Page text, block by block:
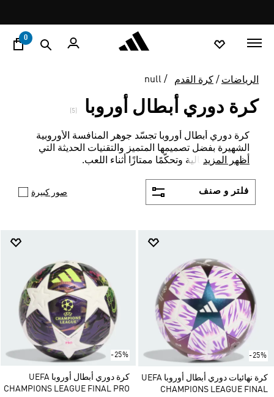
promotion
rotation
0
الرياضات كرة القدم null
كرة دوري أبطال أوروبا
كرة دوري أبطال أوروبا تجسّد جوهر المنافسة الأوروبية
الشهيرة بفضل تصميمها المتميز والتقنيات الحديثة التي
تضمن دقة عالية وتحكّمًا ممتازًا أثناء اللعب.
أظهر المزيد
فلتر و صنف صور كبيرة
-25%
كرة نهائيات دوري أبطال أوروبا UEFA
CHAMPIONS LEAGUE FINAL
-25%
كرة دوري أبطال أوروبا UEFA
CHAMPIONS LEAGUE FINAL PRO